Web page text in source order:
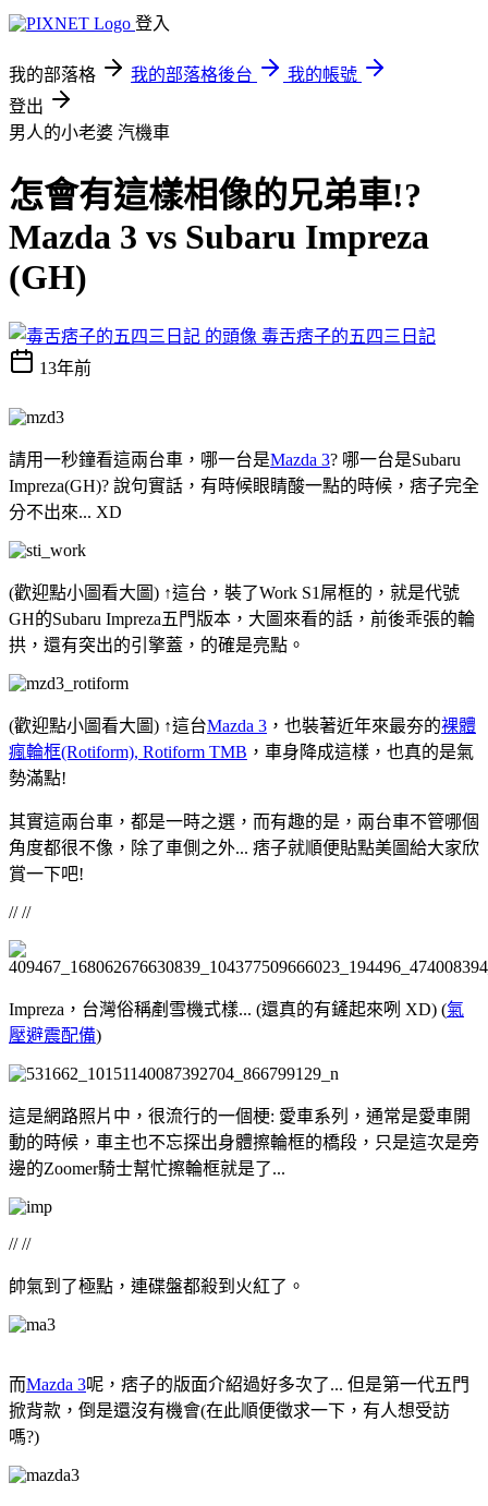
登入
我的部落格 我的部落格後台
我的帳號
登出
男人的小老婆 汽機車
怎會有這樣相像的兄弟車!?
Mazda 3 vs Subaru Impreza
(GH)
毒舌痞子的五四三日記
13年前
請用一秒鐘看這兩台車，哪一台是Mazda 3? 哪一台是Subaru
Impreza(GH)? 說句實話，有時候眼睛酸一點的時候，痞子完全
分不出來... XD
(歡迎點小圖看大圖) ↑這台，裝了Work S1屌框的，就是代號
GH的Subaru Impreza五門版本，大圖來看的話，前後乖張的輪
拱，還有突出的引擎蓋，的確是亮點。
(歡迎點小圖看大圖) ↑這台Mazda 3 ，也裝著近年來最夯的裸體
瘋輪框(Rotiform), Rotiform TMB ，車身降成這樣，也真的是氣
勢滿點!
其實這兩台車，都是一時之選，而有趣的是，兩台車不管哪個
角度都很不像，除了車側之外... 痞子就順便貼點美圖給大家欣
賞一下吧!
// //
Impreza，台灣俗稱剷雪機式樣... (還真的有鏟起來咧 XD) (氣
壓避震配備)
這是網路照片中，很流行的一個梗: 愛車系列，通常是愛車開
動的時候，車主也不忘探出身體擦輪框的橋段，只是這次是旁
邊的Zoomer騎士幫忙擦輪框就是了...
// //
帥氣到了極點，連碟盤都殺到火紅了。
而Mazda 3呢，痞子的版面介紹過好多次了... 但是第一代五門
掀背款，倒是還沒有機會(在此順便徵求一下，有人想受訪
嗎?)